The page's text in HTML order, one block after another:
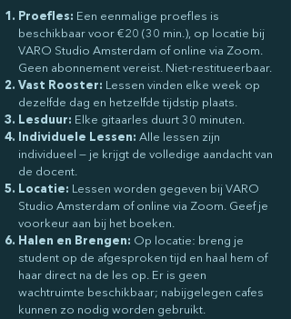
Proefles: Een eenmalige proefles is
beschikbaar voor €20 (30 min.), op locatie bij
VARO Studio Amsterdam of online via Zoom.
Geen abonnement vereist. Niet-restitueerbaar.
Vast Rooster: Lessen vinden elke week op
dezelfde dag en hetzelfde tijdstip plaats.
Lesduur: Elke gitaarles duurt 30 minuten.
Individuele Lessen: Alle lessen zijn
individueel — je krijgt de volledige aandacht van
de docent.
Locatie: Lessen worden gegeven bij VARO
Studio Amsterdam of online via Zoom. Geef je
voorkeur aan bij het boeken.
Halen en Brengen: Op locatie: breng je
student op de afgesproken tijd en haal hem of
haar direct na de les op. Er is geen
wachtruimte beschikbaar; nabijgelegen cafes
kunnen zo nodig worden gebruikt.